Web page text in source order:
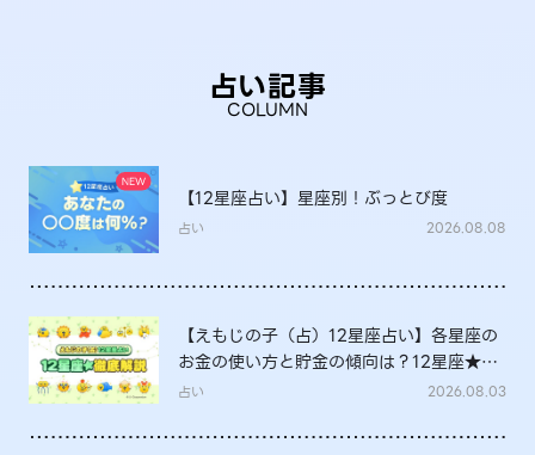
占い記事
COLUMN
【12星座占い】星座別！ぶっとび度
占い 2026.08.08
【えもじの子（占）12星座占い】各星座の
お金の使い方と貯金の傾向は？12星座★徹
底解説
占い 2026.08.03